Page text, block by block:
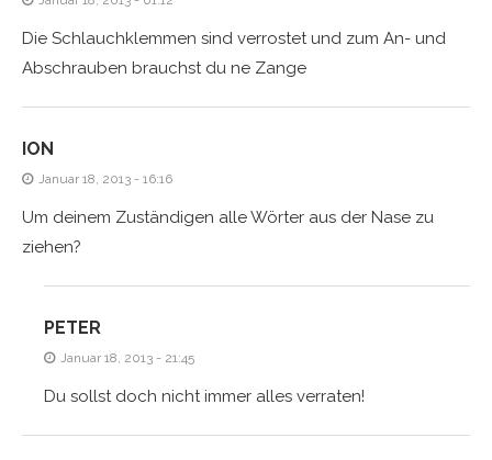
Die Schlauchklemmen sind verrostet und zum An- und
Abschrauben brauchst du ne Zange
ION
Januar 18, 2013 - 16:16
Um deinem Zuständigen alle Wörter aus der Nase zu
ziehen?
PETER
Januar 18, 2013 - 21:45
Du sollst doch nicht immer alles verraten!